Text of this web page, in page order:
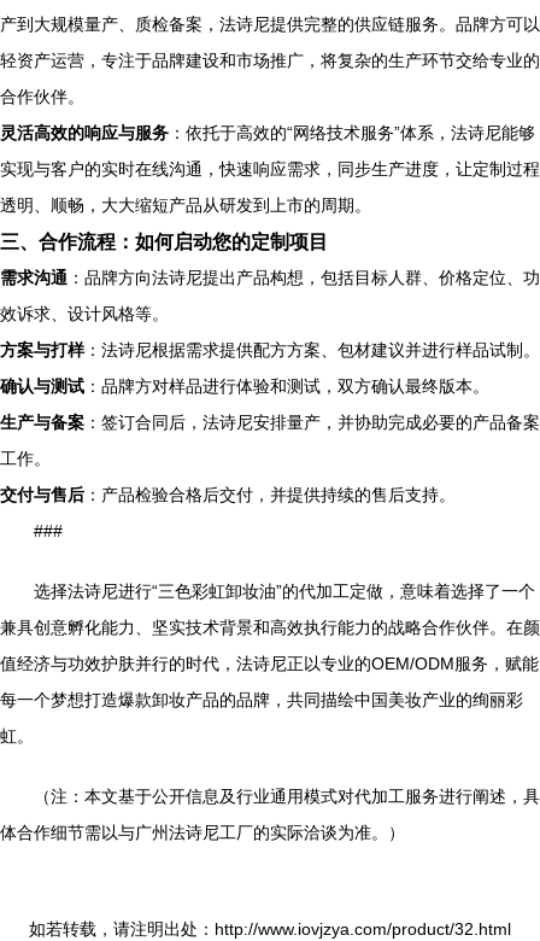
产到大规模量产、质检备案，法诗尼提供完整的供应链服务。品牌方可以
轻资产运营，专注于品牌建设和市场推广，将复杂的生产环节交给专业的
合作伙伴。
灵活高效的响应与服务 ：依托于高效的“网络技术服务”体系，法诗尼能够
实现与客户的实时在线沟通，快速响应需求，同步生产进度，让定制过程
透明、顺畅，大大缩短产品从研发到上市的周期。
三、合作流程：如何启动您的定制项目
需求沟通 ：品牌方向法诗尼提出产品构想，包括目标人群、价格定位、功
效诉求、设计风格等。
方案与打样：法诗尼根据需求提供配方方案、包材建议并进行样品试制。
确认与测试 ：品牌方对样品进行体验和测试，双方确认最终版本。
生产与备案 ：签订合同后，法诗尼安排量产，并协助完成必要的产品备案
工作。
交付与售后 ：产品检验合格后交付，并提供持续的售后支持。
###
选择法诗尼进行“三色彩虹卸妆油”的代加工定做，意味着选择了一个
兼具创意孵化能力、坚实技术背景和高效执行能力的战略合作伙伴。在颜
值经济与功效护肤并行的时代，法诗尼正以专业的OEM/ODM服务，赋能
每一个梦想打造爆款卸妆产品的品牌，共同描绘中国美妆产业的绚丽彩
虹。
（注：本文基于公开信息及行业通用模式对代加工服务进行阐述，具
体合作细节需以与广州法诗尼工厂的实际洽谈为准。）
如若转载，请注明出处：http://www.iovjzya.com/product/32.html